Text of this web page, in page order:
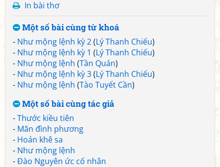
In bài thơ
Một số bài cùng từ khoá
- Như mộng lệnh kỳ 2(Lý Thanh Chiếu)
- Như mộng lệnh kỳ 1 (Lý Thanh Chiếu)
- Như mộng lệnh (Tần Quán)
- Như mộng lệnh kỳ 3(Lý Thanh Chiếu)
- Như mộng lệnh (Tào Tuyết Cần)
Một số bài cùng tác giả
-Thước kiều tiên
- Mãn đình phương
- Hoán khê sa
- Như mộng lệnh
-Đào Nguyên ức cố nhân